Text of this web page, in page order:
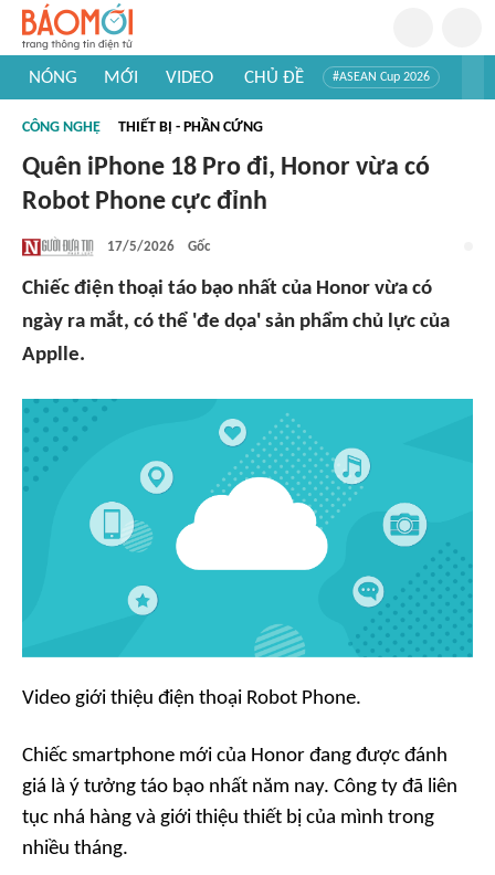
NÓNG MỚI VIDEO CHỦ ĐỀ #ASEAN Cup 2026
#Khám phá thế giới
CÔNG NGHỆ THIẾT BỊ - PHẦN CỨNG
Quên iPhone 18 Pro đi, Honor vừa có
Robot Phone cực đỉnh
17/5/2026 Gốc
Chiếc điện thoại táo bạo nhất của Honor vừa có
ngày ra mắt, có thể 'đe dọa' sản phẩm chủ lực của
Applle.
Video giới thiệu điện thoại Robot Phone.
Chiếc smartphone mới của Honor đang được đánh
giá là ý tưởng táo bạo nhất năm nay. Công ty đã liên
tục nhá hàng và giới thiệu thiết bị của mình trong
nhiều tháng.